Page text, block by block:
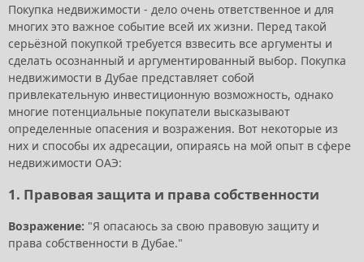
Покупка недвижимости - дело очень ответственное и для
многих это важное событие всей их жизни. Перед такой
серьёзной покупкой требуется взвесить все аргументы и
сделать осознанный и аргументированный выбор. Покупка
недвижимости в Дубае представляет собой
привлекательную инвестиционную возможность, однако
многие потенциальные покупатели высказывают
определенные опасения и возражения. Вот некоторые из
них и способы их адресации, опираясь на мой опыт в сфере
недвижимости ОАЭ:
1. Правовая защита и права собственности
Возражение: "Я опасаюсь за свою правовую защиту и
права собственности в Дубае."